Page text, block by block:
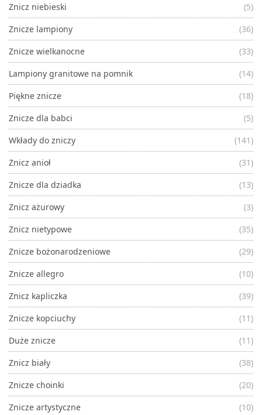
Znicz niebieski
(5)
Znicze lampiony
(36)
Znicze wielkanocne
(33)
Lampiony granitowe na pomnik
(14)
Piękne znicze
(18)
Znicze dla babci
(5)
Wkłady do zniczy
(141)
Znicz anioł
(31)
Znicze dla dziadka
(13)
Znicz ażurowy
(3)
Znicz nietypowe
(35)
Znicze bożonarodzeniowe
(29)
Znicze allegro
(10)
Znicz kapliczka
(39)
Znicze kopciuchy
(11)
Duże znicze
(11)
Znicz biały
(38)
Znicze choinki
(20)
Znicze artystyczne
(10)